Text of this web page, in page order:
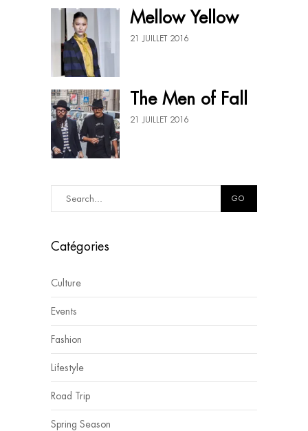
Mellow Yellow
21 JUILLET 2016
The Men of Fall
21 JUILLET 2016
GO
Catégories
Culture
Events
Fashion
Lifestyle
Road Trip
Spring Season